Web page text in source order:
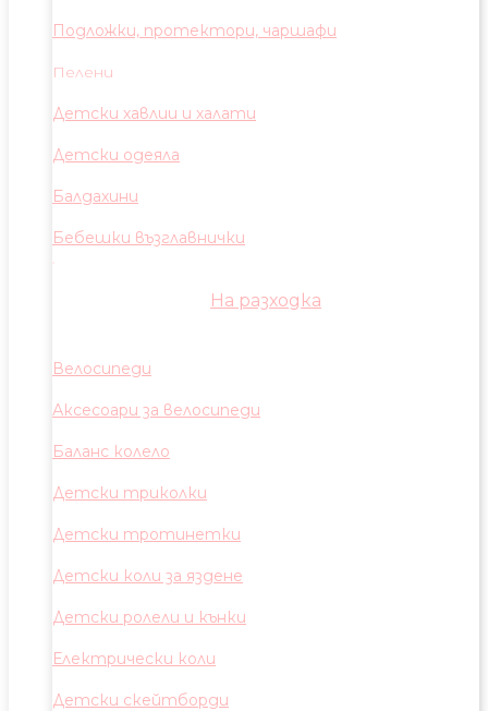
Подложки, протектори, чаршафи
Пелени
Детски хавлии и халати
Детски одеяла
Балдахини
Бебешки възглавнички
На разходка
Велосипеди
Аксесоари за велосипеди
Баланс колело
Детски триколки
Детски тротинетки
Детски коли за яздене
Детски ролели и кънки
Електрически коли
Детски скейтборди